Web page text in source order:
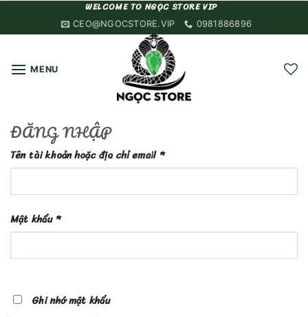
WELCOME TO NGỌC STORE VIP
CEO@NGOCSTORE.VIP 0981886896
MENU
ĐĂNG NHẬP
Tên tài khoản hoặc địa chỉ email*Bắt
buộc
Mật khẩu*Bắt
buộc
Ghi nhớ mật khẩu